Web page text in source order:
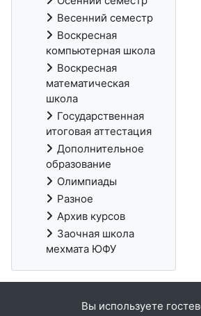
Весенний семестр
Воскресная
компьютерная школа
Воскресная
математическая
школа
Государственная
итоговая аттестация
Дополнительное
образование
Олимпиады
Разное
Архив курсов
Заочная школа
мехмата ЮФУ
Вы используете